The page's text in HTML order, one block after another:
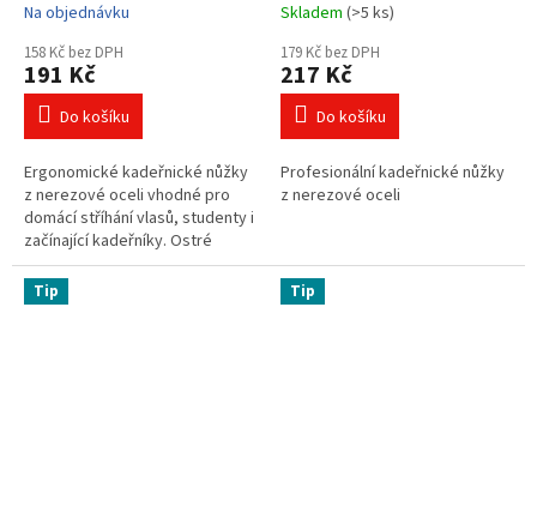
Na objednávku
158 Kč bez DPH
191 Kč
Do košíku
Ergonomické kadeřnické nůžky
z nerezové oceli vhodné pro
domácí stříhání vlasů, studenty i
začínající kadeřníky. Ostré
čepele, lehká konstrukce a
pohodlné držení zajistí přesný...
Skladem (>5 ks)
179 Kč bez DPH
217 Kč
Do košíku
Profesionální kadeřnické nůžky
z nerezové oceli
Tip Tip